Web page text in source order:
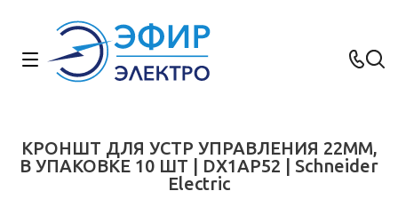
КРОНШТ ДЛЯ УСТР УПРАВЛЕНИЯ 22ММ,
В УПАКОВКЕ 10 ШТ | DX1AP52 | Schneider
Electric